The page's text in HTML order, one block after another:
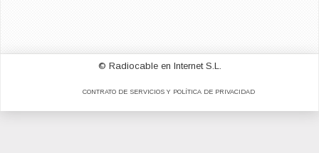
© Radiocable en Internet S.L.
CONTRATO DE SERVICIOS Y POLÍTICA DE PRIVACIDAD